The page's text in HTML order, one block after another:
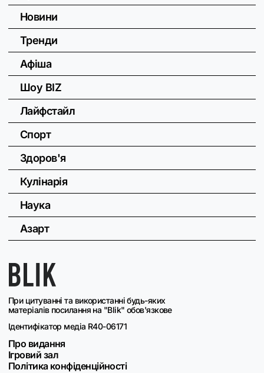
При цитуванні та використанні будь-яких
матеріалів посилання на "Blik" обов'язкове
Ідентифікатор медіа R40-06171
Про видання
Ігровий зал
Політика конфіденційності
Новини
Тренди
Афіша
Шоу BIZ
Лайфстайл
Спорт
Здоров'я
Кулінарія
Наука
Азарт